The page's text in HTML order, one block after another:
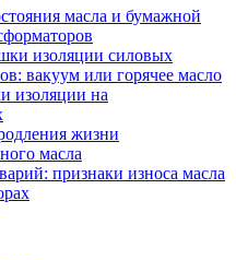
масла и бумажной
изоляции силовых
вакуум или горячее масло
изоляции на
жизни
масла
признаки износа масла